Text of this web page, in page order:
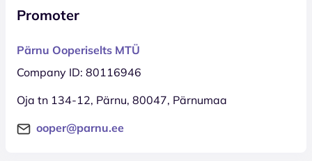
Promoter
Pärnu Ooperiselts MTÜ
Company ID: 80116946
Oja tn 134-12, Pärnu, 80047, Pärnumaa
ooper@parnu.ee